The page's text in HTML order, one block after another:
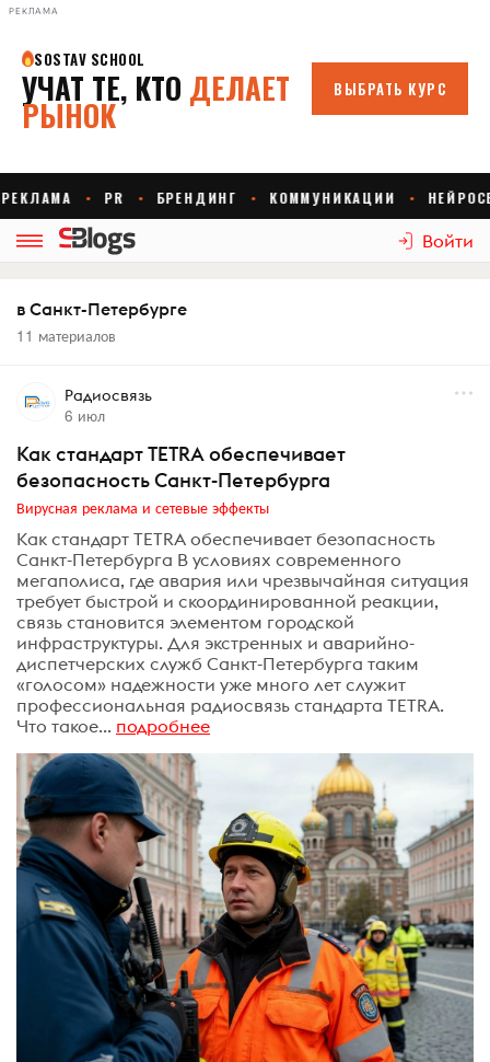
РЕКЛАМА
Войти
в Санкт-Петербурге
11 материалов
Радиосвязь
6 июл
Как стандарт TETRA обеспечивает
безопасность Санкт-Петербурга
Вирусная реклама и сетевые эффекты
Как стандарт TETRA обеспечивает безопасность
Санкт-Петербурга В условиях современного
мегаполиса, где авария или чрезвычайная ситуация
требует быстрой и скоординированной реакции,
связь становится элементом городской
инфраструктуры. Для экстренных и аварийно-
диспетчерских служб Санкт-Петербурга таким
«голосом» надежности уже много лет служит
профессиональная радиосвязь стандарта TETRA.
Что такое... подробнее